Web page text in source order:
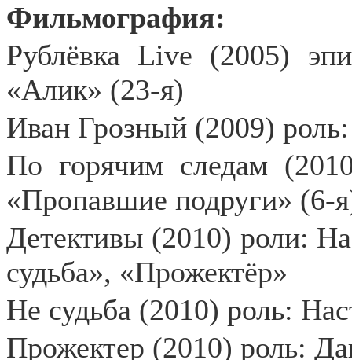
Фильмография:
Рублёвка Live (2005)
«Алик» (23-я)
Иван Грозный (2009)
По горячим следам
«Пропавшие подруги» (6-
Детективы (2010) роли:
судьба», «Прожектёр»
Не судьба (2010) роль:
Прожектер (2010) роль: